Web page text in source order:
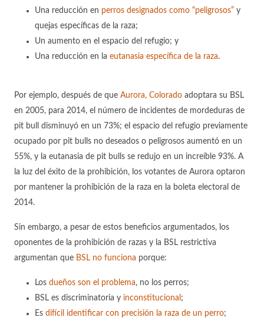
Una reducción en perros designados como “peligrosos” y
quejas específicas de la raza;
Un aumento en el espacio del refugio; y
Una reducción en la eutanasia específica de la raza.
Por ejemplo, después de que Aurora, Colorado adoptara su BSL
en 2005, para 2014, el número de incidentes de mordeduras de
pit bull disminuyó en un 73%; el espacio del refugio previamente
ocupado por pit bulls no deseados o peligrosos aumentó en un
55%, y la eutanasia de pit bulls se redujo en un increíble 93%. A
la luz del éxito de la prohibición, los votantes de Aurora optaron
por mantener la prohibición de la raza en la boleta electoral de
2014.
Sin embargo, a pesar de estos beneficios argumentados, los
oponentes de la prohibición de razas y la BSL restrictiva
argumentan que BSL no funciona porque:
Los dueños son el problema, no los perros;
BSL es discriminatoria y inconstitucional ;
Es difícil identificar con precisión la raza de un perro;